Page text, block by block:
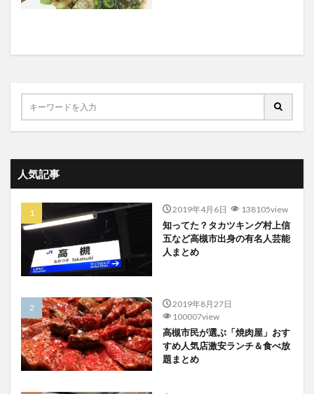
人気記事
2019年4月6日 138105view
知ってた？タカツキング村上信
五など高槻市出身の有名人芸能
人まとめ
2019年8月27日
100007view
高槻市民が選ぶ「焼肉屋」おす
すめ人気店激安ランチ＆食べ放
題まとめ